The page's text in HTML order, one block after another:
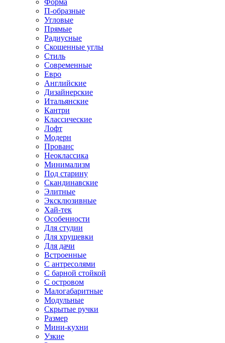
Форма
П-образные
Угловые
Прямые
Радиусные
Скошенные углы
Стиль
Современные
Евро
Английские
Дизайнерские
Итальянские
Кантри
Классические
Лофт
Модерн
Прованс
Неоклассика
Минимализм
Под старину
Скандинавские
Элитные
Эксклюзивные
Хай-тек
Особенности
Для студии
Для хрущевки
Для дачи
Встроенные
С антресолями
С барной стойкой
С островом
Малогабаритные
Модульные
Скрытые ручки
Размер
Мини-кухни
Узкие